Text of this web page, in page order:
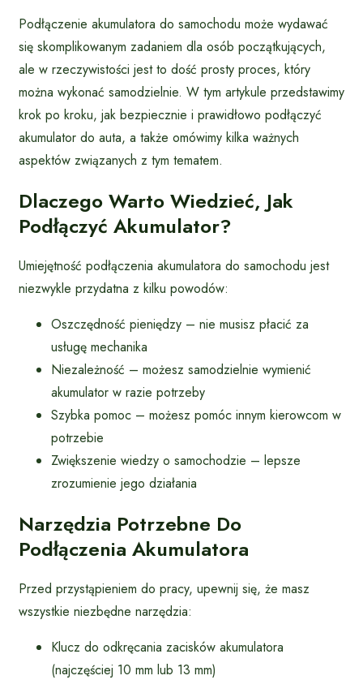
Podłączenie akumulatora do samochodu może wydawać
się skomplikowanym zadaniem dla osób początkujących,
ale w rzeczywistości jest to dość prosty proces, który
można wykonać samodzielnie. W tym artykule przedstawimy
krok po kroku, jak bezpiecznie i prawidłowo podłączyć
akumulator do auta, a także omówimy kilka ważnych
aspektów związanych z tym tematem.
Dlaczego Warto Wiedzieć, Jak
Podłączyć Akumulator?
Umiejętność podłączenia akumulatora do samochodu jest
niezwykle przydatna z kilku powodów:
Oszczędność pieniędzy – nie musisz płacić za
usługę mechanika
Niezależność – możesz samodzielnie wymienić
akumulator w razie potrzeby
Szybka pomoc – możesz pomóc innym kierowcom w
potrzebie
Zwiększenie wiedzy o samochodzie – lepsze
zrozumienie jego działania
Narzędzia Potrzebne Do
Podłączenia Akumulatora
Przed przystąpieniem do pracy, upewnij się, że masz
wszystkie niezbędne narzędzia:
Klucz do odkręcania zacisków akumulatora
(najczęściej 10 mm lub 13 mm)